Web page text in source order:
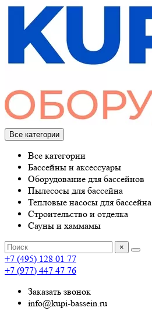
Все категории
Все категории
Бассейны и аксессуары
Оборудование для бассейнов
Пылесосы для бассейна
Тепловые насосы для бассейна
Строительство и отделка
Сауны и хаммамы
×
+7 (495) 128 01 77
+7 (977) 447 47 76
Заказать звонок
info@kupi-bassein.ru